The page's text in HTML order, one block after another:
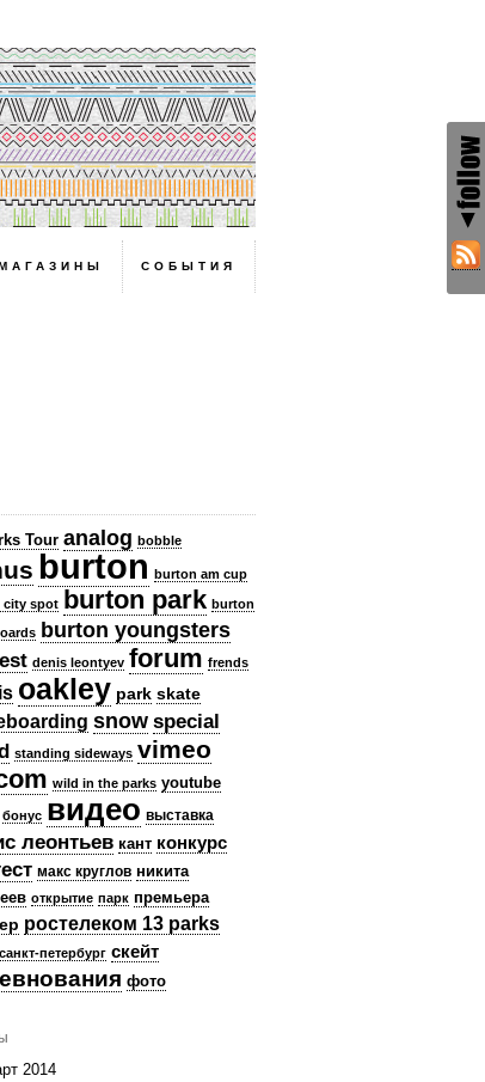
СОБЫТИЯ
Tour analog bobble
burton burton am cup
city spot burton park burton
burton youngsters
denis leontyev forum frends
oakley park skate
snow special
standing sideways vimeo
wild in the parks youtube
бонус видео выставка
леонтьев кант конкурс
макс круглов никита
открытие парк премьера
ростелеком 13 parks
санкт-петербург скейт
фото
2014